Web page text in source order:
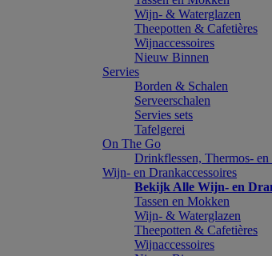
Wijn- & Waterglazen
Theepotten & Cafetières
Wijnaccessoires
Nieuw Binnen
Servies
Borden & Schalen
Serveerschalen
Servies sets
Tafelgerei
On The Go
Drinkflessen, Thermos-
Wijn- en Drankaccessoires
Bekijk Alle Wijn- en
Tassen en Mokken
Wijn- & Waterglazen
Theepotten & Cafetières
Wijnaccessoires